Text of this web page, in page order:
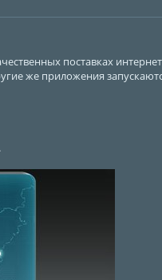
поставках
же приложения